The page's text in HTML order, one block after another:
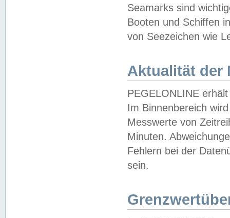
Seamarks sind
Booten und Schiffen
von Seezeichen wie
Aktualität der
PEGELONLINE
Im Binnenbereich
Messwerte von
Minuten.
Fehlern bei der
sein.